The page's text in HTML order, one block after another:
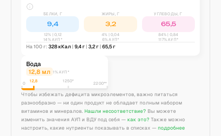
БЕЛКИ, Г
9,4
12% |0,12
14% АУП*
ЖИРЫ, Г
3,2
4% |0,04
6% АУП*
УГЛЕВОДЫ, Г
65,5
84% | 0,84
117% АУП*
На 100 г: 328кКал | 9,4г | 3,2г | 65,5г
Вода
12,8 мл 1% АУП*
0 12,8 1250* 2200**
Чтобы избежать дефицита микроэлементов, важно питаться
разнообразно — ни один продукт не обладает полным набором
витаминов и минералов. Нашли несоответствие? Вы можете
изменить значения АУП и ВДУ под себя — как это? Также можно
настроить, какие нутриенты показывать в списках — подробнее